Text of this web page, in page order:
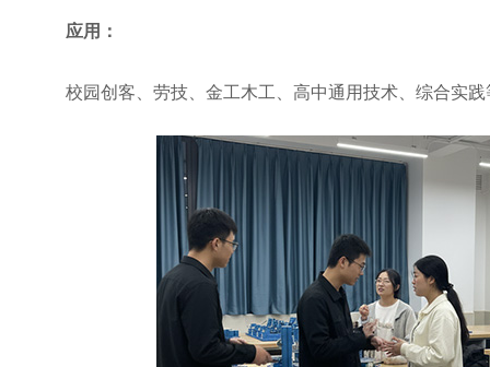
应用：
校园创客、劳技、金工木工、高中通用技术、综合实